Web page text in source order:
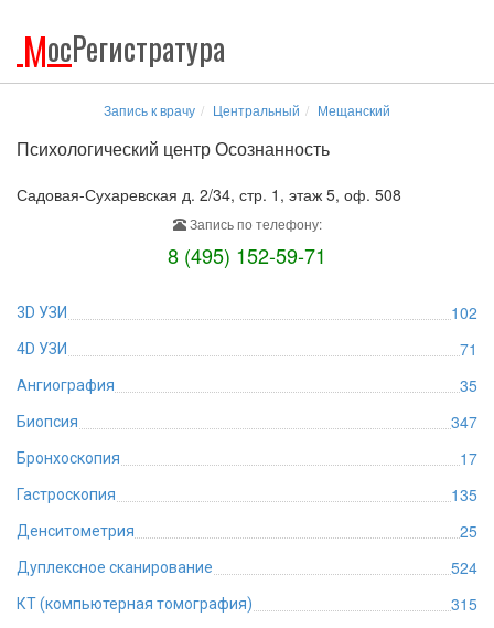
МосРегистратура
Запись к врачу Центральный Мещанский
Психологический центр Осознанность
Садовая-Сухаревская д. 2/34, стр. 1, этаж 5, оф. 508
Запись по телефону:
8 (495) 152-59-71
3D УЗИ 102
4D УЗИ 71
Ангиография 35
Биопсия 347
Бронхоскопия 17
Гастроскопия 135
Денситометрия 25
Дуплексное сканирование 524
КТ (компьютерная томография) 315